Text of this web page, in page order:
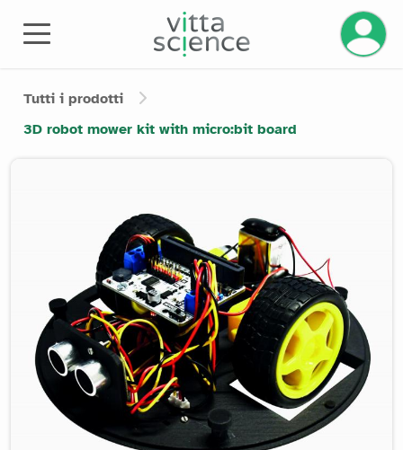
Tutti i prodotti
3D robot mower kit with micro:bit board